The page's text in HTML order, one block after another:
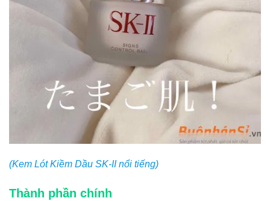
(Kem Lót Kiềm Dầu SK-II nổi tiếng)
Thành phần chính